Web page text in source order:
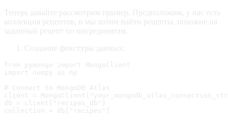
Теперь давайте рассмотрим пример. Предположим, у нас есть
коллекция рецептов, и мы хотим найти рецепты, похожие на
заданный рецепт по ингредиентам.
Создание фикстуры данных:
from pymongo import MongoClient
import numpy as np
# Connect to MongoDB Atlas
client =
db = client["recipes_db"]
collection = db["recipes"]